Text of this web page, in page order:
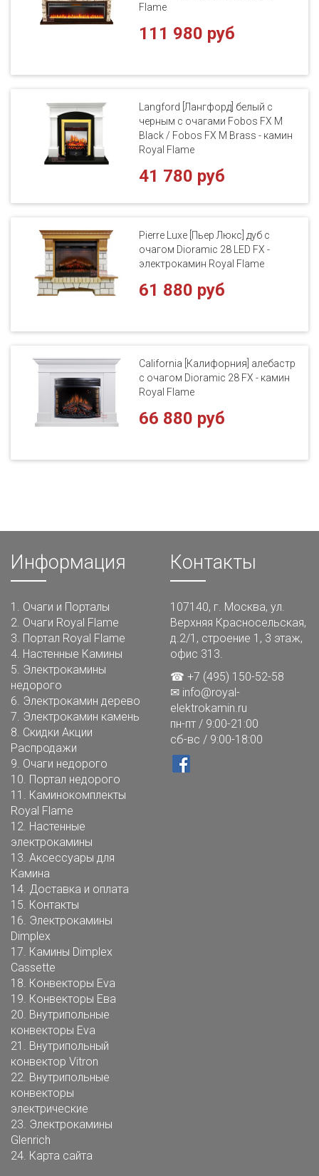
Flame
111 980 руб
Langford [Лангфорд] белый с
черным с очагами Fobos FX M
Black / Fobos FX M Brass - камин
Royal Flame
41 780 руб
Pierre Luxe [Пьер Люкс] дуб с
очагом Dioramic 28 LED FX -
электрокамин Royal Flame
61 880 руб
California [Калифорния] алебастр
с очагом Dioramic 28 FX - камин
Royal Flame
66 880 руб
Информация
1. Очаги и Порталы
2. Очаги Royal Flame
3. Портал Royal Flame
4. Настенные Камины
5. Электрокамины
недорого
6. Электрокамин дерево
7. Электрокамин камень
8. Скидки Акции
Распродажи
9. Очаги недорого
10. Портал недорого
11. Каминокомплекты
Royal Flame
12. Настенные
электрокамины
13. Аксессуары для
Камина
14. Доставка и оплата
15. Контакты
16. Электрокамины
Dimplex
17. Камины Dimplex
Cassette
18. Конвекторы Eva
19. Конвекторы Ева
20. Внутрипольные
конвекторы Eva
21. Внутрипольный
конвектор Vitron
22. Внутрипольные
конвекторы
электрические
23. Электрокамины
Glenrich
24. Карта сайта
Контакты
107140, г. Москва, ул.
Верхняя Красносельская,
д.2/1, строение 1, 3 этаж,
офис 313.
☎ +7 (495) 150-52-58
✉ info@royal-
elektrokamin.ru
пн-пт / 9:00-21:00
сб-вс / 9:00-18:00